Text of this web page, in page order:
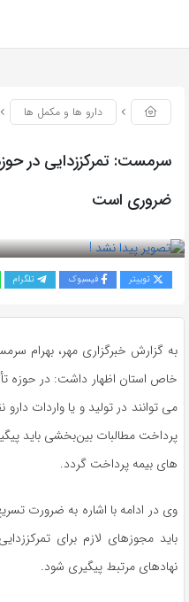
دارو ها و مکمل ها
سرمست: تمرکززدایی در
ضروری است
توییتر فیسبوک تلگرام
به گزارش خبرگزاری مهر، بهرام
خاص استان اظهار داشت: در حوزه
می توانند در تولید و یا واردات
پرداخت مطالبات بین‌بخشی باید
های بیمه پرداخت گردد.
وی در ادامه با اشاره به ضرورت
باید مجوزهای لازم برای
نهادهای مرتبط پیگیری شود.